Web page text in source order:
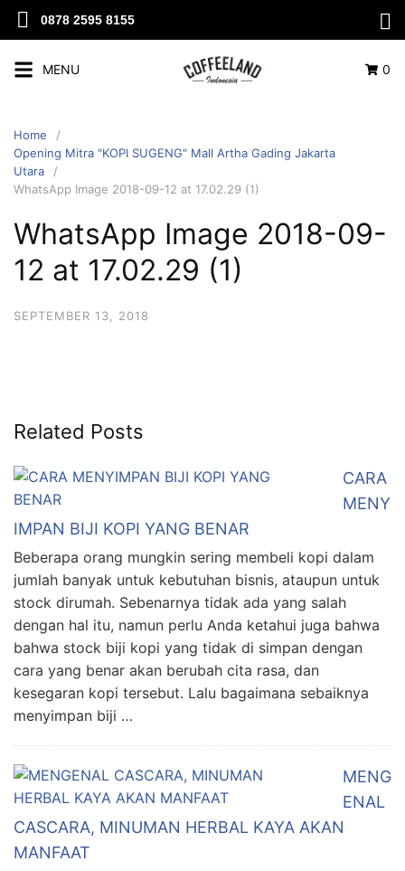
0878 2595 8155
MENU 0
Home
Opening Mitra "KOPI SUGENG" Mall Artha Gading Jakarta
Utara
WhatsApp Image 2018-09-12 at 17.02.29 (1)
WhatsApp Image 2018-09-
12 at 17.02.29 (1)
SEPTEMBER 13, 2018
Related Posts
CARA
MENY
IMPAN BIJI KOPI YANG BENAR
Beberapa orang mungkin sering membeli kopi dalam
jumlah banyak untuk kebutuhan bisnis, ataupun untuk
stock dirumah. Sebenarnya tidak ada yang salah
dengan hal itu, namun perlu Anda ketahui juga bahwa
bahwa stock biji kopi yang tidak di simpan dengan
cara yang benar akan berubah cita rasa, dan
kesegaran kopi tersebut. Lalu bagaimana sebaiknya
menyimpan biji …
MENG
ENAL
CASCARA, MINUMAN HERBAL KAYA AKAN
MANFAAT